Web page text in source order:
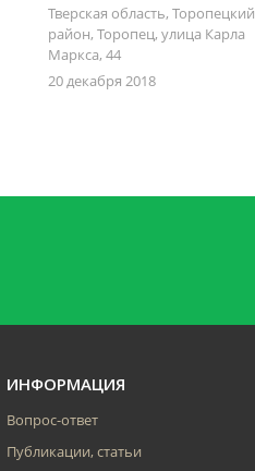
Тверская область, Торопецкий
район, Торопец, улица Карла
Маркса, 44
20 декабря 2018
ИНФОРМАЦИЯ
Вопрос-ответ
Публикации, статьи